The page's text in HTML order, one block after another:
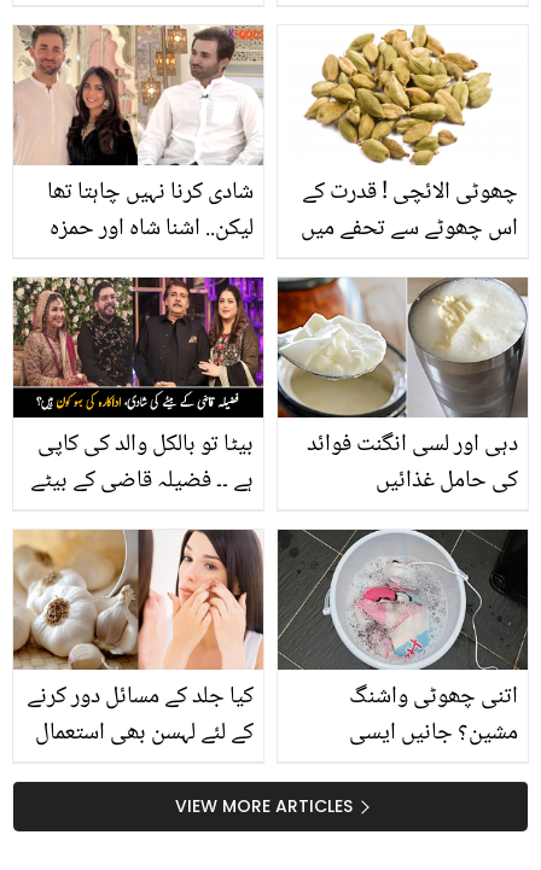
درد کو دور کرنے کے لئے
بہترین گھریلو نسخے
کے ایسے مہنگے فائدے
جنہیں جان کر آپ دنگ رہ
جائیں گے
شادی کرنا نہیں چاہتا تھا
لیکن.. اشنا شاہ اور حمزہ
ہوئی تھی؟ شادی سے
متعلق دلچسپ راز کھول
دیے
چھوٹی الائچی ! قدرت کے
اس چھوٹے سے تحفے میں
جان کر اسے اپنی زندگی کا
حصہ بنا لیں گے
بیٹا تو بالکل والد کی کاپی
ہے ۔۔ فضیلہ قاضی کے بیٹے
اداکارہ کی بہو کیا کرتی
ہیں؟
دہی اور لسی انگنت فوائد
کی حامل غذائیں
کیا جلد کے مسائل دور کرنے
کے لئے لہسن بھی استعمال
کے استعمال کا طریقہ اور
حیرت انگیز فوائد
اتنی چھوٹی واشنگ
مشین؟ جانیں ایسی
جو کم پانی اور سرف میں
ایک کپڑا بھی دھو سکتی
VIEW MORE ARTICLES